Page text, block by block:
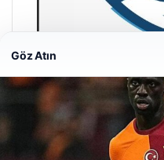
Hastaş Beton
26/05/2026
Göz Atın